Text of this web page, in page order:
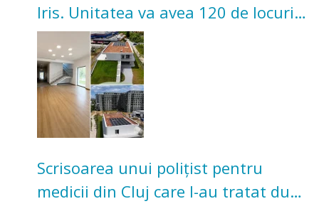
Iris. Unitatea va avea 120 de locuri
pentru copii
Scrisoarea unui polițist pentru
medicii din Cluj care l-au tratat după